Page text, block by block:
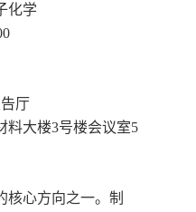
化学
厅
料大楼3号楼会议室5
核心方向之一。制